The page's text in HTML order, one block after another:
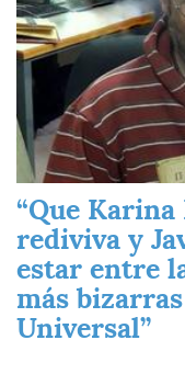
“Que
rediviva y
estar entre
más
Universal”